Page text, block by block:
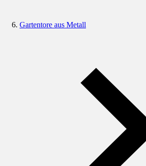
Gartentore aus Metall